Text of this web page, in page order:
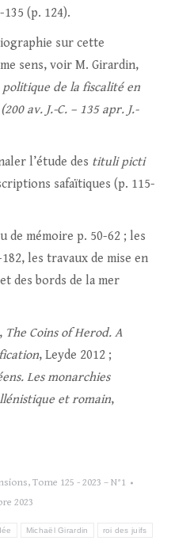
135 (p. 124).
sur cette
sens, voir M. Girardin,
de la fiscalité en
av. J.-C. – 135 apr. J.-
l’étude des tituli picti
safaïtiques (p. 115-
de mémoire p. 50-62 ; les
les travaux de mise en
des bords de la mer
The Coins of Herod. A
, Leyde 2012 ;
Les monarchies
et romain,
, Tome 125 - 2023 – N°1
2023
Michaël Girardin roi des juifs